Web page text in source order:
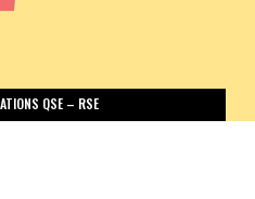
QSE – RSE